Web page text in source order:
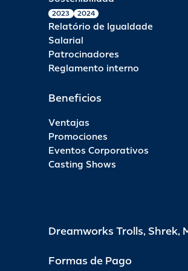
2023 2024
Relatório de Igualdade
Salarial
Patrocinadores
Reglamento interno
Beneficios
Ventajas
Promociones
Eventos Corporativos
Casting Shows
Dreamworks Trolls, Shrek,
Formas de Pago